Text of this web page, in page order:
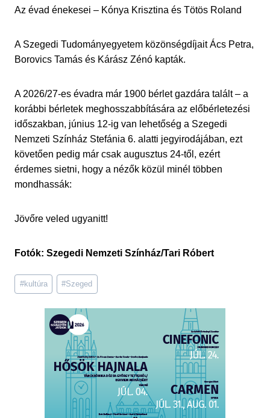
Az évad énekesei – Kónya Krisztina és Tötös Roland
A Szegedi Tudományegyetem közönségdíjait Ács Petra,
Borovics Tamás és Kárász Zénó kapták.
A 2026/27-es évadra már 1900 bérlet gazdára talált – a
korábbi bérletek meghosszabbítására az előbérletezési
időszakban, június 12-ig van lehetőség a Szegedi
Nemzeti Színház Stefánia 6. alatti jegyirodájában, ezt
követően pedig már csak augusztus 24-től, ezért
érdemes sietni, hogy a nézők közül minél többen
mondhassák:
Jövőre veled ugyanitt!
Fotók: Szegedi Nemzeti Színház/Tari Róbert
Post
Tags:
#kultúra #Szeged